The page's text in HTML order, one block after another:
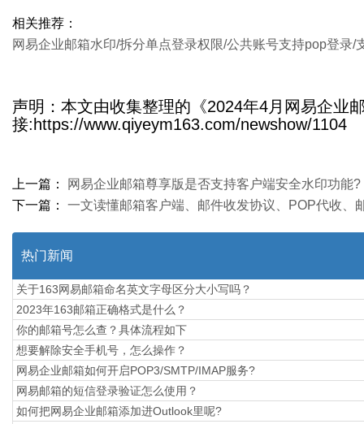
相关推荐：
网易企业邮箱水印/拆分单点登录权限/公共账号支持pop登录/
声明：本文由收集整理的《2024年4月网易企
接:https://www.qiyeym163.com/newshow/1104
上一篇：
网易企业邮箱尊享版是否支持客户端安全水印功能?
下一篇： 一文读懂邮箱客户端、邮件收发协议、POP代收、
热门新闻
关于163网易邮箱命名英文字母区分大小写吗？
2023年163邮箱正确格式是什么？
你的邮箱号怎么查？具体流程如下
想要解除安全手机号，怎么操作？
网易企业邮箱如何开启POP3/SMTP/IMAP服务?
网易邮箱的短信登录验证怎么使用？
如何把网易企业邮箱添加进Outlook里呢?